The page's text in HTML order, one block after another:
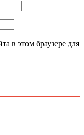
в этом браузере для